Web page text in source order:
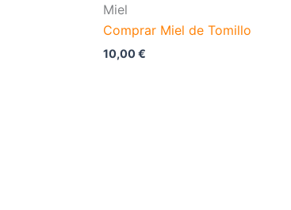
Miel
Comprar Miel de Tomillo
10,00€